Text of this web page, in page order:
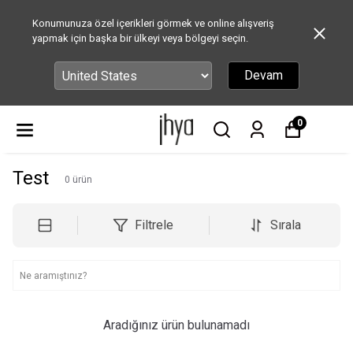
Konumunuza özel içerikleri görmek ve online alışveriş
yapmak için başka bir ülkeyi veya bölgeyi seçin.
Devam
0
Test 0 ürün
Filtrele Sırala
Aradığınız ürün bulunamadı